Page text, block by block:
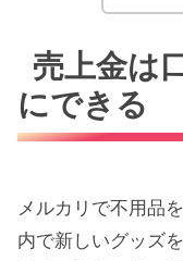
売上金は
にできる
メルカリで不用品
内で新しいグッズ